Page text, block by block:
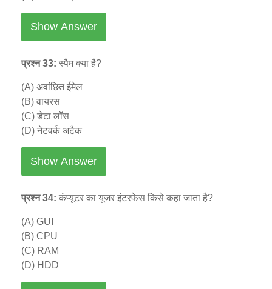
Show Answer
प्रश्न 33: स्पैम क्या है?
(A) अवांछित ईमेल
(B) वायरस
(C) डेटा लॉस
(D) नेटवर्क अटैक
Show Answer
प्रश्न 34: कंप्यूटर का यूजर इंटरफेस किसे कहा जाता है?
(A) GUI
(B) CPU
(C) RAM
(D) HDD